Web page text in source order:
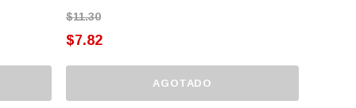
$11.30
$7.82
AGOTADO